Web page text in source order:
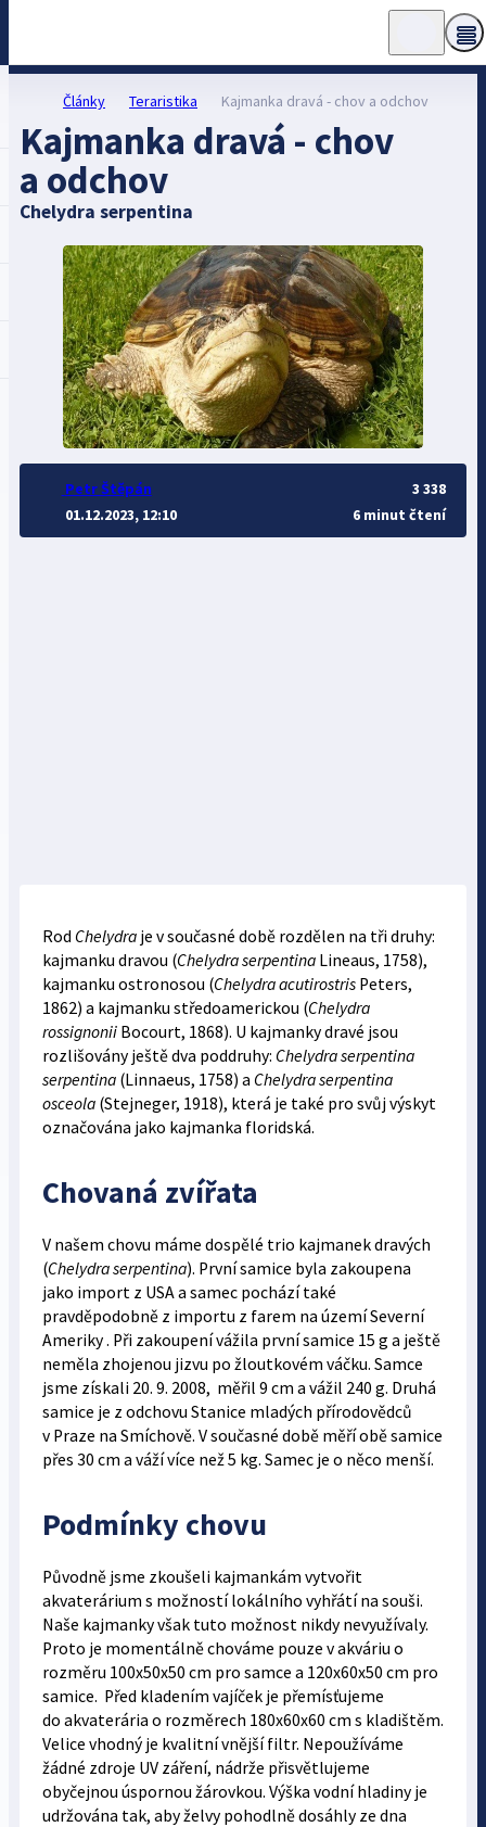
Články Teraristika Kajmanka dravá - chov a odchov
Kajmanka dravá - chov
a odchov
Chelydra serpentina
Petr Štěpán
01.12.2023, 12:10
3 338
6 minut čtení
Rod Chelydra je v současné době rozdělen na tři druhy:
kajmanku dravou (Chelydra serpentinaLineaus, 1758),
kajmanku ostronosou (Chelydra acutirostrisPeters,
1862) a kajmanku středoamerickou (Chelydra
rossignoniiBocourt, 1868). U kajmanky dravé jsou
rozlišovány ještě dva poddruhy: Chelydra serpentina
serpentina(Linnaeus, 1758) a Chelydra serpentina
osceola (Stejneger, 1918), která je také pro svůj výskyt
označována jako kajmanka floridská.
Chovaná zvířata
V našem chovu máme dospělé trio kajmanek dravých
(Chelydra serpentina). První samice byla zakoupena
jako import z USA a samec pochází také
pravděpodobně z importu z farem na území Severní
Ameriky . Při zakoupení vážila první samice 15 g a ještě
neměla zhojenou jizvu po žloutkovém váčku. Samce
jsme získali 20. 9. 2008, měřil 9 cm a vážil 240 g. Druhá
samice je z odchovu Stanice mladých přírodovědců
v Praze na Smíchově. V současné době měří obě samice
přes 30 cm a váží více než 5 kg. Samec je o něco menší.
Podmínky chovu
Původně jsme zkoušeli kajmankám vytvořit
akvaterárium s možností lokálního vyhřátí na souši.
Naše kajmanky však tuto možnost nikdy nevyužívaly.
Proto je momentálně chováme pouze v akváriu o
rozměru 100x50x50 cm pro samce a 120x60x50 cm pro
samice. Před kladením vajíček je přemísťujeme
do akvaterária o rozměrech 180x60x60 cm s kladištěm.
Velice vhodný je kvalitní vnější filtr. Nepoužíváme
žádné zdroje UV záření, nádrže přisvětlujeme
obyčejnou úspornou žárovkou. Výška vodní hladiny je
udržována tak, aby želvy pohodlně dosáhly ze dna